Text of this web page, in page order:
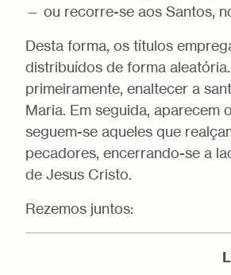
— ou recorre-se aos Santos,
Desta forma, os títulos
distribuídos de forma
primeiramente, enaltecer a
Maria. Em seguida, aparecem
seguem-se aqueles que
pecadores, encerrando-se a
de Jesus Cristo.
Rezemos juntos: